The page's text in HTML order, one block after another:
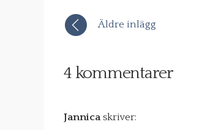
Äldre inlägg
4 kommentarer
Jannica skriver: